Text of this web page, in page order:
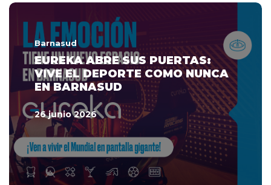
Barnasud
EUREKA ABRE SUS PUERTAS:
VIVE EL DEPORTE COMO NUNCA
EN BARNASUD
26 junio 2026